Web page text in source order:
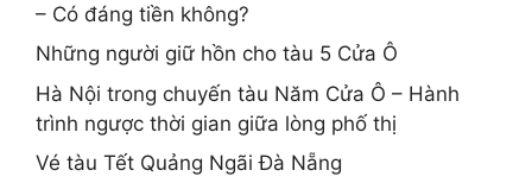
– Có đáng tiền không?
Những người giữ hồn cho tàu 5 Cửa Ô
Hà Nội trong chuyến tàu Năm Cửa Ô – Hành
trình ngược thời gian giữa lòng phố thị
Vé tàu Tết Quảng Ngãi Đà Nẵng